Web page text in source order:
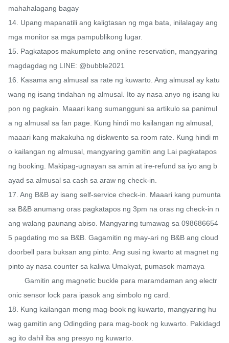
mahahalagang bagay
14. Upang mapanatili ang kaligtasan ng mga bata, inilalagay ang
mga monitor sa mga pampublikong lugar.
15. Pagkatapos makumpleto ang online reservation, mangyaring
magdagdag ng LINE: @bubble2021
16. Kasama ang almusal sa rate ng kuwarto. Ang almusal ay katu
wang ng isang tindahan ng almusal. Ito ay nasa anyo ng isang ku
pon ng pagkain. Maaari kang sumangguni sa artikulo sa panimul
a ng almusal sa fan page. Kung hindi mo kailangan ng almusal,
maaari kang makakuha ng diskwento sa room rate. Kung hindi m
o kailangan ng almusal, mangyaring gamitin ang Lai pagkatapos
ng booking. Makipag-ugnayan sa amin at ire-refund sa iyo ang b
ayad sa almusal sa cash sa araw ng check-in.
17. Ang B&B ay isang self-service check-in. Maaari kang pumunta
sa B&B anumang oras pagkatapos ng 3pm na oras ng check-in n
ang walang paunang abiso. Mangyaring tumawag sa 098686654
5 pagdating mo sa B&B. Gagamitin ng may-ari ng B&B ang cloud
doorbell para buksan ang pinto. Ang susi ng kwarto at magnet ng
pinto ay nasa counter sa kaliwa Umakyat, pumasok mamaya
onic sensor lock para ipasok ang simbolo ng card.
18. Kung kailangan mong mag-book ng kuwarto, mangyaring hu
wag gamitin ang Odingding para mag-book ng kuwarto. Pakidagd
ag ito dahil iba ang presyo ng kuwarto.